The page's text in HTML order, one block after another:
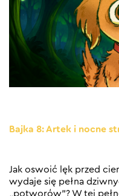
Bajka 8: Artek i nocne
Jak oswoić lęk przed
wydaje się pełna
„potworów”? W tej